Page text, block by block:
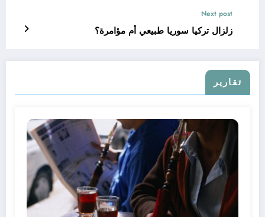
Next post
زلزال تركيا سوريا طبيعي أم مؤامرة؟
تقارير